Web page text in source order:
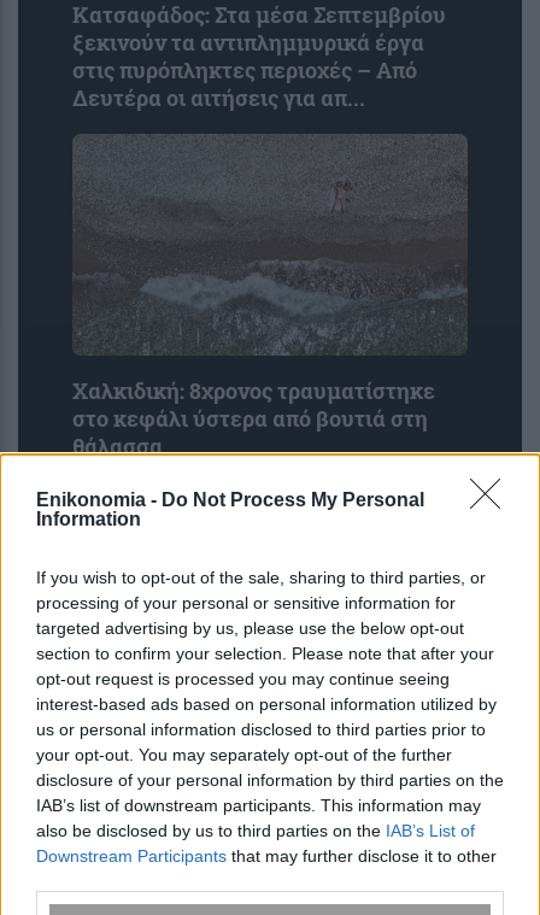
Enikonomia - Do Not Process My Personal
Information
If you wish to opt-out of the sale, sharing to third parties, or
processing of your personal or sensitive information for
targeted advertising by us, please use the below opt-out
section to confirm your selection. Please note that after your
opt-out request is processed you may continue seeing
interest-based ads based on personal information utilized by
us or personal information disclosed to third parties prior to
your opt-out. You may separately opt-out of the further
disclosure of your personal information by third parties on the
IAB’s list of downstream participants. This information may
also be disclosed by us to third parties on the IAB’s List of
Downstream Participants that may further disclose it to other
Κατσαφάδος: Στα μέσα Σεπτεμβρίου
ξεκινούν τα αντιπλημμυρικά έργα
στις πυρόπληκτες περιοχές – Από
Δευτέρα οι αιτήσεις για απ...
Χαλκιδική: 8χρονος τραυματίστηκε
στο κεφάλι ύστερα από βουτιά στη
θάλασσα
Κρέμες, κολλαγόνο ή βάρη; Τι
πραγματικά λειτουργεί στη σύσφιξη